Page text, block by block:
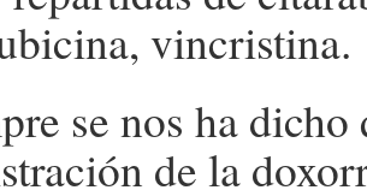
vincristina.
se nos ha dicho
de la